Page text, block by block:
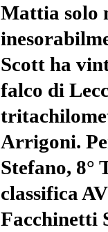
Mattia solo
Scott ha
falco di
Arrigoni.
Stefano, 8°
classifica
Facchinetti